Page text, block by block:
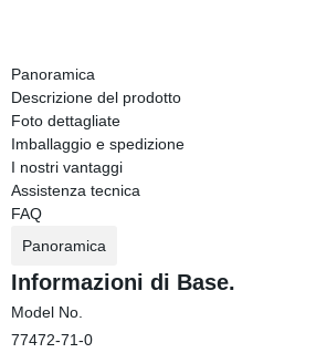
Panoramica
Descrizione del prodotto
Foto dettagliate
Imballaggio e spedizione
I nostri vantaggi
Assistenza tecnica
FAQ
Panoramica
Informazioni di Base.
Model No.
77472-71-0